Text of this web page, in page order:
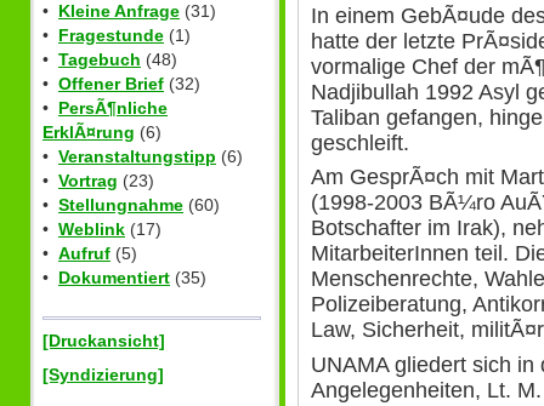
• Kleine Anfrage (31)
• Fragestunde (1)
• Tagebuch (48)
• Offener Brief (32)
• PersÃ¶nliche
ErklÃ¤rung (6)
• Veranstaltungstipp (6)
• Vortrag (23)
• Stellungnahme (60)
• Weblink (17)
• Aufruf (5)
• Dokumentiert (35)
[Druckansicht]
[Syndizierung]
In einem GebÃ¤ude
hatte der letzte
vormalige Chef der
Nadjibullah 1992 Asyl
Taliban gefangen,
geschleift.
Am GesprÃ¤ch mit
(1998-2003 BÃ¼ro
Botschafter im Irak),
MitarbeiterInnen teil.
Menschenrechte,
Polizeiberatung,
Law, Sicherheit,
UNAMA gliedert sich
Angelegenheiten, Lt.